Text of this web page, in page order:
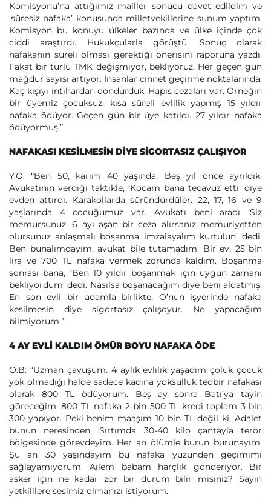
Komisyonu’na attığımız mailler sonucu davet edildim ve
‘süresiz nafaka’ konusunda milletvekillerine sunum yaptım.
Komisyon bu konuyu ülkeler bazında ve ülke içinde çok
ciddi araştırdı. Hukukçularla görüştü. Sonuç olarak
nafakanın süreli olması gerektiği önerisini raporuna yazdı.
Fakat bir türlü TMK değişmiyor, bekliyoruz. Her geçen gün
mağdur sayısı artıyor. İnsanlar cinnet geçirme noktalarında.
Kaç kişiyi intihardan döndürdük. Hapis cezaları var. Örneğin
bir üyemiz çocuksuz, kısa süreli evlilik yapmış 15 yıldır
nafaka ödüyor. Geçen gün bir üye katıldı. 27 yıldır nafaka
ödüyormuş.”
NAFAKASI KESİLMESİN DİYE SİGORTASIZ ÇALIŞIYOR
Y.Ö: “Ben 50, karım 40 yaşında. Beş yıl önce ayrıldık.
Avukatının verdiği taktikle, ‘Kocam bana tecavüz etti’ diye
evden attırdı. Karakollarda süründürdüler. 22, 17, 16 ve 9
yaşlarında 4 cocuğumuz var. Avukatı beni aradı ‘Siz
memursunuz. 6 ayı aşan bir ceza alırsanız memuriyetten
olursunuz anlaşmalı boşanma imzalayalım kurtulun’ dedi.
Ben bunalımdayım, avukat bile tutamadım. Bir ev, 25 bin
lira ve 700 TL nafaka vermek zorunda kaldım. Boşanma
sonrası bana, ‘Ben 10 yıldır boşanmak için uygun zamanı
bekliyordum’ dedi. Nasılsa boşanacağım diye beni aldatmış.
En son evli bir adamla birlikte. O’nun işyerinde nafaka
kesilmesin diye sigortasız çalışoyur. Ne yapacağım
bilmiyorum.”
4 AY EVLİ KALDIM ÖMÜR BOYU NAFAKA ÖDE
O.B: “Uzman çavuşum. 4 aylık evlilik yaşadım çoluk çocuk
yok olmadığı halde sadece kadına yoksulluk tedbir nafakası
olarak 800 TL ödüyorum. Beş ay sonra Batı’ya tayin
göreceğim. 800 TL nafaka 2 bin 500 TL kredi toplam 3 bin
300 yapıyor. Peki benim maaşım 10 bin TL değil ki. Adalet
bunun neresinden. Sırtımda 30-40 kilo çantayla terör
bölgesinde görevdeyim. Her an ölümle burun burunayım.
Şu an 30 yaşındayım bu nafaka yüzünden geçimimi
sağlayamıyorum. Ailem babam harçlık gönderiyor. Bir
asker için ne kadar zor bir durum bilir misiniz? Sayın
yetkililere sesimiz olmanızı istiyorum.